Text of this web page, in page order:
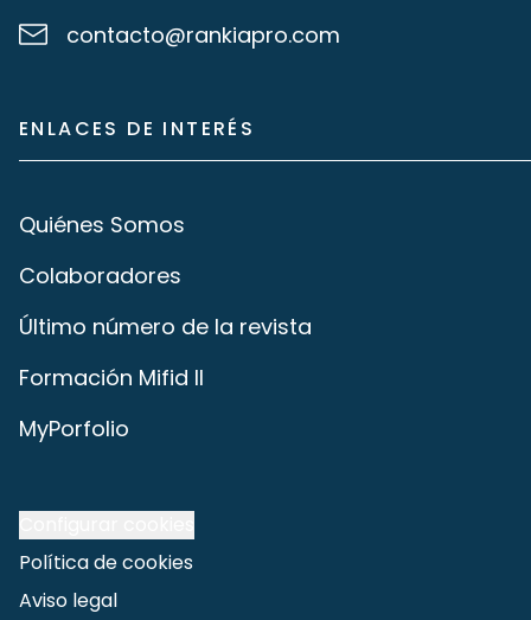
contacto@rankiapro.com
ENLACES DE INTERÉS
Quiénes Somos
Colaboradores
Último número de la revista
Formación Mifid II
MyPorfolio
Política de cookies
Aviso legal